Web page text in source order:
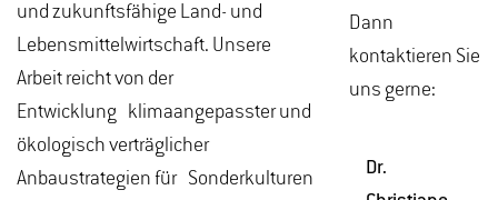
und zukunftsfähige Land- und
Lebensmittelwirtschaft. Unsere
Arbeit reicht von der
Entwicklung klimaangepasster und
ökologisch verträglicher
Anbaustrategien für Sonderkulturen
Dann
kontaktieren Sie
uns gerne:
Dr.